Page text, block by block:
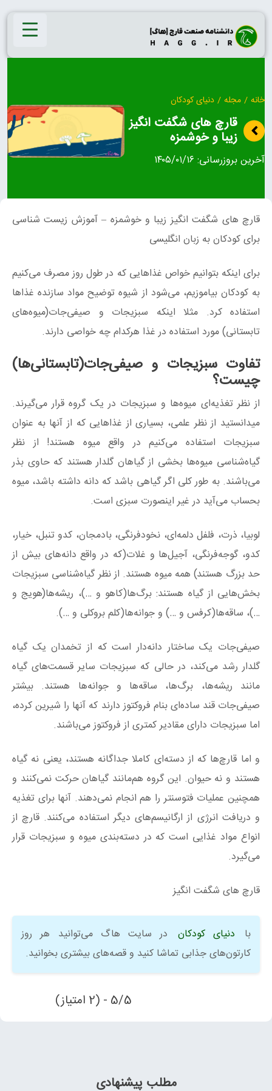
Skip
content
خانه / مجله / دنیای کودکان
قارچ های شگفت انگیز
زیبا و خوشمزه
آخرین بروزرسانی: ۱۴۰۵/۰۱/۱۶
قارچ های شگفت انگیز زیبا و خوشمزه – آموزش زیست شناسی
برای کودکان به زبان انگلیسی
برای اینکه بتوانیم خواص غذاهایی که در طول روز مصرف می‌کنیم
به کودکان بیاموزیم، می‌شود از شیوه توضیح مواد سازنده غذاها
استفاده کرد. مثلا اینکه سبزیجات و صیفی‌جات(میوه‌های
تابستانی) مورد استفاده در غذا هرکدام چه خواصی دارند.
تفاوت سبزیجات و صیفی‌جات(تابستانی‌ها)
چیست؟
از نظر تغذیه‌ای میوه‌ها و سبزیجات در یک گروه قرار می‌گیرند.
میدانستید از نظر علمی، بسیاری از غذاهایی که از آنها به عنوان
سبزیجات استفاده می‌کنیم در واقع میوه هستند! از نظر
گیاه‌شناسی میوه‌ها بخشی از گیاهان گلدار هستند که حاوی بذر
می‌باشند. به طور کلی اگر گیاهی باشد که دانه داشته باشد، میوه
بحساب می‌آید در غیر اینصورت سبزی است.
لوبیا، ذرت، فلفل دلمه‌ای، نخودفرنگی، بادمجان، کدو تنبل، خیار،
کدو، گوجه‌فرنگی، آجیل‌ها و غلات(که در واقع دانه‌های بیش از
حد بزرگ هستند) همه میوه هستند. از نظر گیاه‌شناسی سبزیجات
بخش‌هایی از گیاه هستند: برگ‌ها(کاهو و …)، ریشه‌ها(هویج و
…)، ساقه‌ها(کرفس و …) و جوانه‌ها(کلم بروکلی و …).
صیفی‌جات یک ساختار دانه‌دار است که از تخمدان یک گیاه
گلدار رشد می‌کند، در حالی که سبزیجات سایر قسمت‌های گیاه
مانند ریشه‌ها، برگ‌ها، ساقه‌ها و جوانه‌ها هستند. بیشتر
صیفی‌جات قند ساده‌ای بنام فروکتوز دارند که آنها را شیرین کرده،
اما سبزیجات دارای مقادیر کمتری از فروکتوز می‌باشند.
و اما قارچ‌ها که از دسته‌ای کاملا جداگانه هستند، یعنی نه گیاه
هستند و نه حیوان. این گروه هم‌مانند گیاهان حرکت نمی‌کنند و
همچنین عملیات فتوسنتر را هم انجام نمی‌دهند. آنها برای تغذیه
و دریافت انرژی از ارگانیسم‌های دیگر استفاده می‌کنند. قارچ از
انواع مواد غذایی است که در دسته‌بندی میوه و سبزیجات قرار
می‌گیرد.
قارچ های شگفت انگیز
با دنیای کودکان
در سایت هاگ می‌توانید هر روز
کارتون‌های جذابی تماشا کنید و قصه‌های بیشتری بخوانید.
5/5 - (2 امتیاز)
مطلب پیشنهادی